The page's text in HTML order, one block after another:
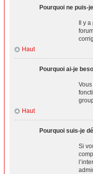
Pourquoi ne puis-
Il y a
Haut
Pourquoi ai-je
Haut
Pourquoi suis-je
Si